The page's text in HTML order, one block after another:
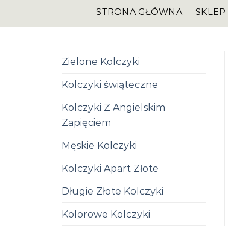
STRONA GŁÓWNA SKLEP
Zielone Kolczyki
Kolczyki świąteczne
Kolczyki Z Angielskim
Zapięciem
Męskie Kolczyki
Kolczyki Apart Złote
Długie Złote Kolczyki
Kolorowe Kolczyki